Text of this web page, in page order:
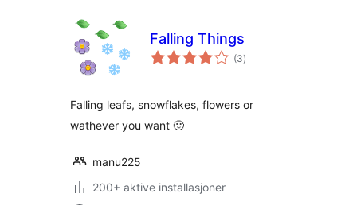
Falling Things
(3totale
vurderinger
)
Falling leafs, snowflakes, flowers or
wathever you want 🙂
manu225
200+ aktive installasjoner